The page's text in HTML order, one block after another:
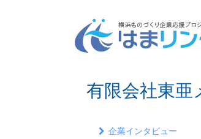
有限会社東亜
企業インタビュー